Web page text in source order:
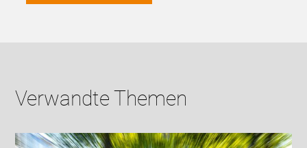
Verwandte Themen